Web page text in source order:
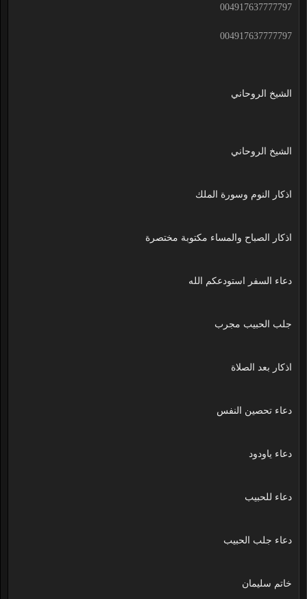
004917637777797
004917637777797
الشيخ الروحاني
الشيخ الروحاني
اذكار النوم وسورة الملك
اذكار الصباح والمساء مكتوبة مختصرة
دعاء السفر استودعكم الله
جلب الحبيب مجرب
اذكار بعد الصلاة
دعاء تحصين النفس
دعاء ياودود
دعاء للحبيب
دعاء جلب الحبيب
خاتم سليمان